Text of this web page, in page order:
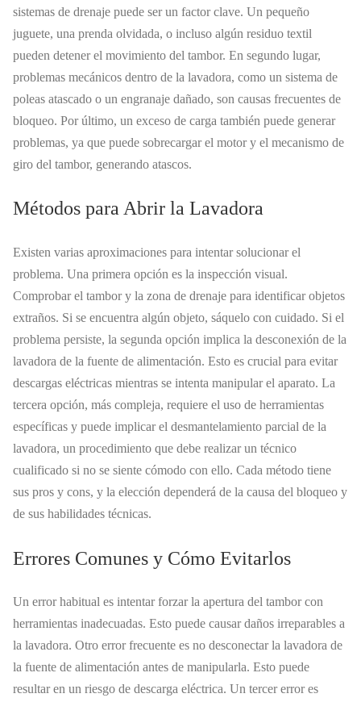
sistemas de drenaje puede ser un factor clave. Un pequeño
juguete, una prenda olvidada, o incluso algún residuo textil
pueden detener el movimiento del tambor. En segundo lugar,
problemas mecánicos dentro de la lavadora, como un sistema de
poleas atascado o un engranaje dañado, son causas frecuentes de
bloqueo. Por último, un exceso de carga también puede generar
problemas, ya que puede sobrecargar el motor y el mecanismo de
giro del tambor, generando atascos.
Métodos para Abrir la Lavadora
Existen varias aproximaciones para intentar solucionar el
problema. Una primera opción es la inspección visual.
Comprobar el tambor y la zona de drenaje para identificar objetos
extraños. Si se encuentra algún objeto, sáquelo con cuidado. Si el
problema persiste, la segunda opción implica la desconexión de la
lavadora de la fuente de alimentación. Esto es crucial para evitar
descargas eléctricas mientras se intenta manipular el aparato. La
tercera opción, más compleja, requiere el uso de herramientas
específicas y puede implicar el desmantelamiento parcial de la
lavadora, un procedimiento que debe realizar un técnico
cualificado si no se siente cómodo con ello. Cada método tiene
sus pros y cons, y la elección dependerá de la causa del bloqueo y
de sus habilidades técnicas.
Errores Comunes y Cómo Evitarlos
Un error habitual es intentar forzar la apertura del tambor con
herramientas inadecuadas. Esto puede causar daños irreparables a
la lavadora. Otro error frecuente es no desconectar la lavadora de
la fuente de alimentación antes de manipularla. Esto puede
resultar en un riesgo de descarga eléctrica. Un tercer error es